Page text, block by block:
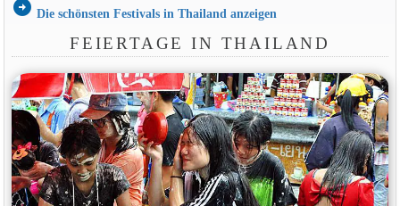
arrow_circle_right Die schönsten Festivals in Thailand anzeigen
FEIERTAGE IN THAILAND